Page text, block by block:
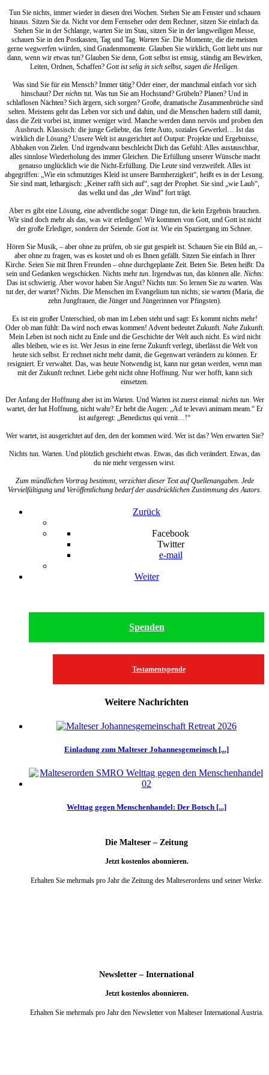
Tun Sie nichts, immer wieder in diesen drei Wochen. Stehen Sie am Fenster und schauen
hinaus. Sitzen Sie da. Nicht vor dem Fernseher oder dem Rechner, sitzen Sie einfach da.
Stehen Sie in der Schlange, warten Sie im Stau, sitzen Sie in der langweiligen Messe,
schauen Sie in den Postkasten, Tag und Tag. Warten Sie. Die Momente, die die meisten
gerne wegwerfen würden, sind Gnadenmomente. Glauben Sie wirklich, Gott liebt uns nur
dann, wenn wir etwas tun? Glauben Sie denn, Gott selbst ist emsig, ständig am Bewirken,
Leiten, Ordnen, Schaffen? Gott ist selig in sich selbst, sagen die Heiligen.
Was sind Sie für ein Mensch? Immer tätig? Oder einer, der manchmal einfach vor sich
hinschaut? Der nichts tut. Was tun Sie am Hochstand? Grübeln? Planen? Und in
schlaflosen Nächten? Sich ärgern, sich sorgen? Große, dramatische Zusammenbrüche sind
selten. Meistens geht das Leben vor sich und dahin, und die Menschen hadern still damit,
dass die Zeit vorbei ist, immer weniger wird. Manche werden dann nervös und proben den
Ausbruch. Klassisch: die junge Geliebte, das fette Auto, soziales Gewerkel… Ist das
wirklich die Lösung? Unsere Welt ist ausgerichtet auf Output: Projekte und Ergebnisse,
Abhaken von Zielen. Und irgendwann beschleicht Dich das Gefühl: Alles austauschbar,
alles sinnlose Wiederholung des immer Gleichen. Die Erfüllung unserer Wünsche macht
genauso unglücklich wie die Nicht-Erfüllung. Die Leute sind verzweifelt. Alles ist
abgegriffen: „Wie ein schmutziges Kleid ist unsere Barmherzigkeit“, heißt es in der Lesung.
Sie sind matt, lethargisch: „Keiner rafft sich auf“, sagt der Prophet. Sie sind „wie Laub“,
das welkt und das „der Wind“ fort trägt.
Aber es gibt eine Lösung, eine adventliche sogar: Dinge tun, die kein Ergebnis brauchen.
Wir sind doch mehr als das, was wir erledigen! Wir kommen von Gott, und Gott ist nicht
der große Erlediger, sondern der Seiende. Gott ist. Wie ein Spaziergang im Schnee.
Hören Sie Musik, – aber ohne zu prüfen, ob sie gut gespielt ist. Schauen Sie ein Bild an, –
aber ohne zu fragen, was es kostet und ob es Ihnen gefällt. Sitzen Sie einfach in Ihrer
Kirche. Seien Sie mit Ihren Freunden – ohne durchgeplante Zeit. Beten Sie. Beten heißt: Da
sein und Gedanken wegschicken. Nichts mehr tun. Irgendwas tun, das können alle. Nichts:
Das ist schwierig. Aber wovor haben Sie Angst? Nichts tun: So lernen Sie zu warten. Was
tut der, der wartet? Nichts. Die Menschen im Evangelium tun nichts; sie warten (Maria, die
zehn Jungfrauen, die Jünger und Jüngerinnen vor Pfingsten).
Es ist ein großer Unterschied, ob man im Leben steht und sagt: Es kommt nichts mehr!
Oder ob man fühlt: Da wird noch etwas kommen! Advent bedeutet Zukunft. NaheZukunft.
Mein Leben ist noch nicht zu Ende und die Geschichte der Welt auch nicht. Es wird nicht
alles bleiben, wie es ist. Wer Jesus in eine ferne Zukunft verlegt, überlässt die Welt von
heute sich selbst. Er rechnet nicht mehr damit, die Gegenwart verändern zu können. Er
resigniert. Er verwaltet. Das, was heute Notwendig ist, kann nur getan werden, wenn man
mit der Zukunft rechnet. Liebe geht nicht ohne Hoffnung. Nur wer hofft, kann sich
einsetzen.
Der Anfang der Hoffnung aber ist im Warten. Und Warten ist zuerst einmal: nichts tun. Wer
wartet, der hat Hoffnung, nicht wahr? Er hebt die Augen: „Ad te levavi animam meam.“ Er
ist aufgeregt: „Benedictus qui venit…!“
Wer wartet, ist ausgerichtet auf den, den der kommen wird. Wer ist das? Wen erwarten Sie?
Nichts tun. Warten. Und plötzlich geschieht etwas. Etwas, das dich verändert. Etwas, das
du nie mehr vergessen wirst.
Zum mündlichen Vortrag bestimmt, verzichtet dieser Text auf Quellenangaben. Jede
Vervielfältigung und Veröffentlichung bedarf der ausdrücklichen Zustimmung des Autors.
Zurück
Facebook
Twitter
e-mail
Weiter
Spenden
Testamentspende
Weitere Nachrichten
Einladung zum Malteser Johannesgemeinsch [...]
Welttag gegen Menschenhandel: Der Botsch [...]
Die Malteser – Zeitung
Jetzt kostenlos abonnieren.
Erhalten Sie mehrmals pro Jahr die Zeitung des Malteserordens und seiner Werke.
Newsletter – International
Jetzt kostenlos abonnieren.
Erhalten Sie mehrmals pro Jahr den Newsletter von Malteser International Austria.